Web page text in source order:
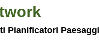
Pianificatori